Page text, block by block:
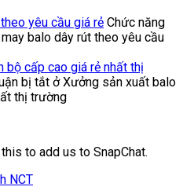
yêu cầu giá rẻ Chức năng
balo dây rút theo yêu cầu
bộ cấp cao giá rẻ nhất thị
bị tắt ở Xưởng sản xuất balo
thị trường
to add us to SnapChat.
NCT